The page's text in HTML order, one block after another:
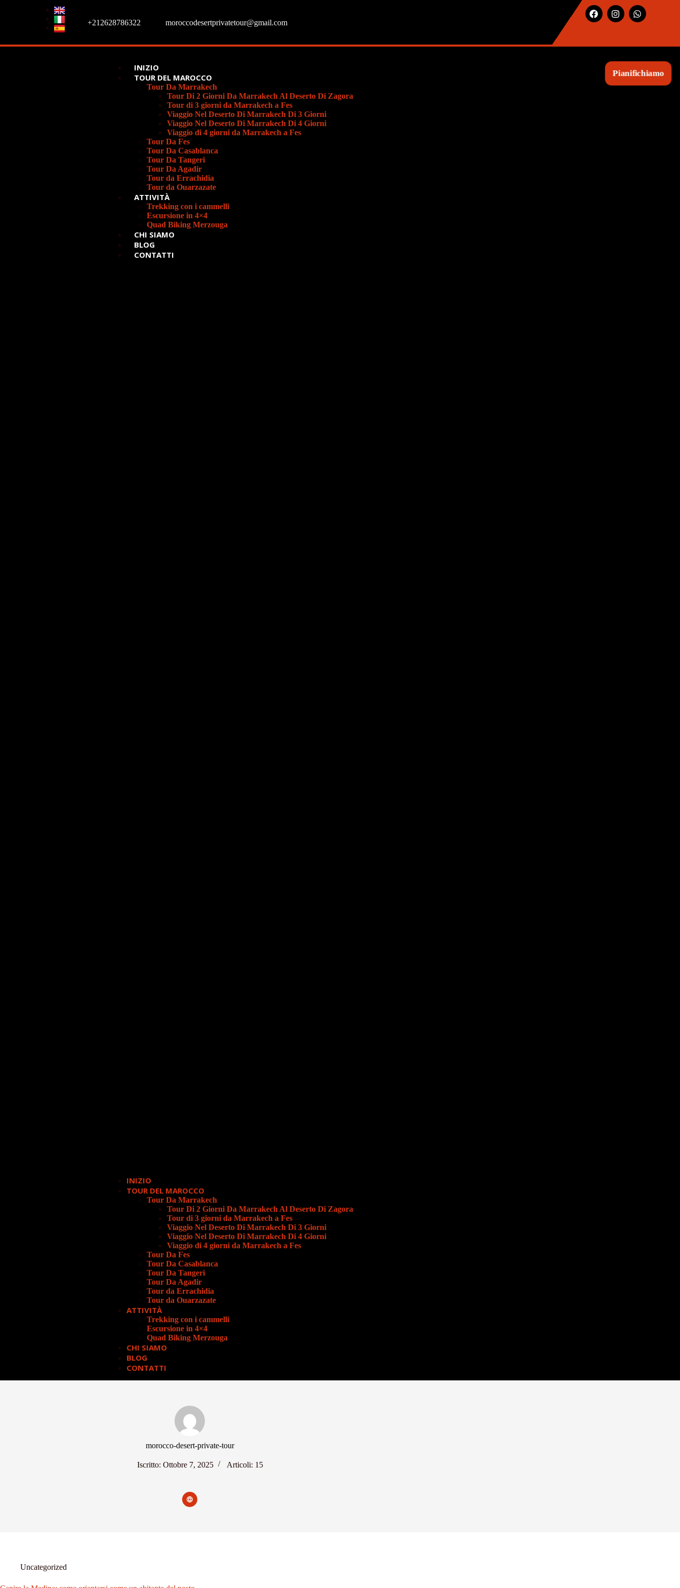
+212628786322 moroccodesertprivatetour@gmail.com
INIZIO
TOUR DEL MAROCCO
Tour Da Marrakech
Tour Di 2 Giorni Da Marrakech Al Deserto Di Zagora
Tour di 3 giorni da Marrakech a Fes
Viaggio Nel Deserto Di Marrakech Di 3 Giorni
Viaggio Nel Deserto Di Marrakech Di 4 Giorni
Viaggio di 4 giorni da Marrakech a Fes
Tour Da Fes
Tour Da Casablanca
Tour Da Tangeri
Tour Da Agadir
Tour da Errachidia
Tour da Ouarzazate
ATTIVITÀ
Trekking con i cammelli
Escursione in 4×4
Quad Biking Merzouga
CHI SIAMO
BLOG
CONTATTI
INIZIO
TOUR DEL MAROCCO
Tour Da Marrakech
Tour Di 2 Giorni Da Marrakech Al Deserto Di Zagora
Tour di 3 giorni da Marrakech a Fes
Viaggio Nel Deserto Di Marrakech Di 3 Giorni
Viaggio Nel Deserto Di Marrakech Di 4 Giorni
Viaggio di 4 giorni da Marrakech a Fes
Tour Da Fes
Tour Da Casablanca
Tour Da Tangeri
Tour Da Agadir
Tour da Errachidia
Tour da Ouarzazate
ATTIVITÀ
Trekking con i cammelli
Escursione in 4×4
Quad Biking Merzouga
CHI SIAMO
BLOG
CONTATTI
Pianifichiamo
morocco-desert-private-tour
Iscritto: Ottobre 7, 2025 Articoli: 15
Uncategorized